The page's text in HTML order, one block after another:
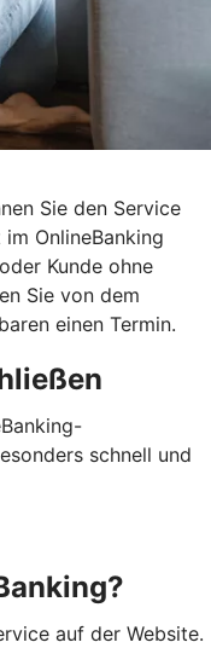
Sie den Service
OnlineBanking
Kunde ohne
Sie von dem
einen Termin.
schnell und
auf der Website.